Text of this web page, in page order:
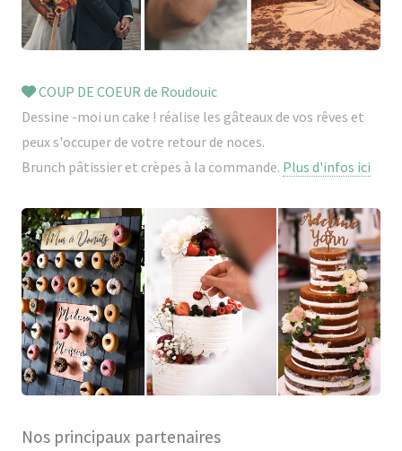
COUP DE COEUR de Roudouic
Dessine -moi un cake ! réalise les gâteaux de vos rêves et
peux s'occuper de votre retour de noces.
Brunch pâtissier et crèpes à la commande. Plus d'infos ici
Nos principaux partenaires